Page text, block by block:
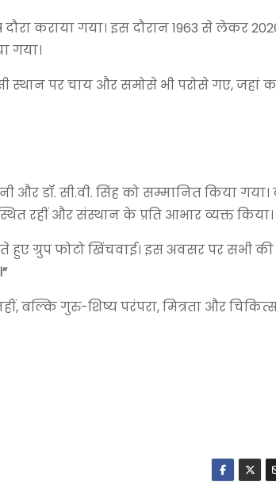
कराया गया। इस दौरान 1963 से लेकर
गया।
स्थान पर चाय और समोसे भी परोसे गए, जहां
और डॉ. सी.वी. सिंह को सम्मानित किया गया।
रहीं और संस्थान के प्रति आभार व्यक्त किया।
हुए ग्रुप फोटो खिंचवाई। इस अवसर पर सभी
बल्कि गुरु-शिष्य परंपरा, मित्रता और